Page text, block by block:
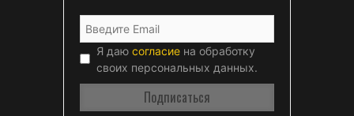
Я даю согласие на обработку
своих персональных данных.